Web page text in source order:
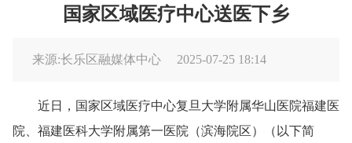
国家区域医疗中心送医下乡
来源:长乐区融媒体中心 2025-07-25 18:14
近日，国家区域医疗中心复旦大学附属华山医院福建医
院、福建医科大学附属第一医院（滨海院区）（以下简